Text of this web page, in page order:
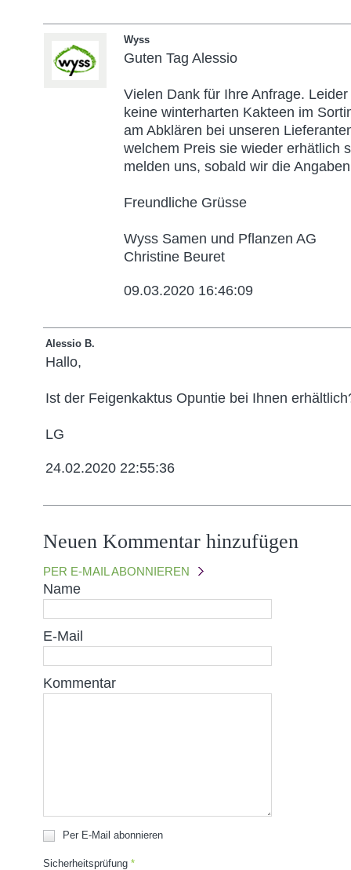
Wyss
Guten Tag Alessio
Vielen Dank für Ihre Anfrage.
keine winterharten Kakteen im
am Abklären bei unseren
welchem Preis sie wieder erhätlich
melden uns, sobald wir die
Freundliche Grüsse
Wyss Samen und Pflanzen AG
Christine Beuret
09.03.2020 16:46:09
Alessio B.
Hallo,
Ist der Feigenkaktus Opuntie bei Ihnen
LG
24.02.2020 22:55:36
Neuen Kommentar hinzufügen
PER E-MAIL ABONNIEREN
Name
E-Mail
Kommentar
Per E-Mail abonnieren
Sicherheitsprüfung *